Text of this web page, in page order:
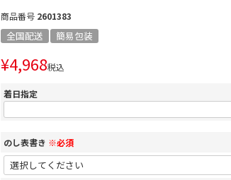
商品番号 2601383
全国配送 簡易包装
¥4,968税込
着日指定
のし表書き ※必須